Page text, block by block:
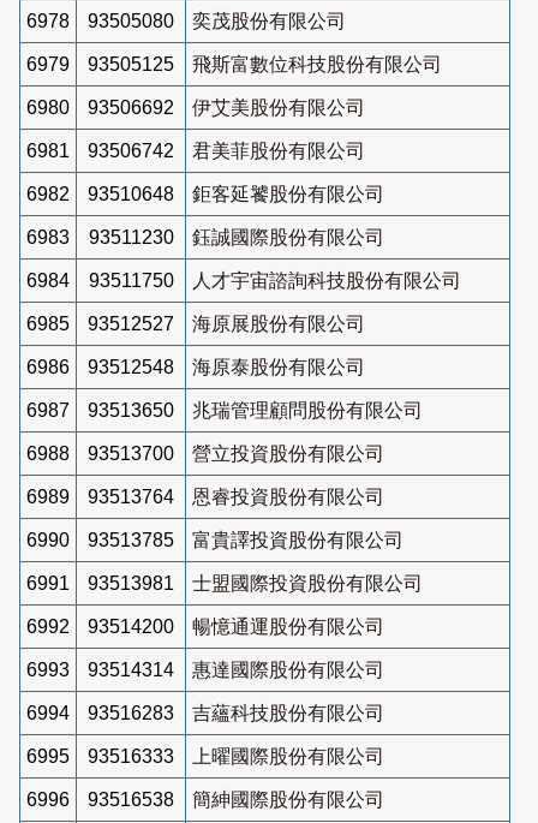
6978 93505080 奕茂股份有限公司
6979 93505125 飛斯富數位科技股份有限公司
6980 93506692 伊艾美股份有限公司
6981 93506742 君美菲股份有限公司
6982 93510648 鉅客延饕股份有限公司
6983 93511230 鈺誠國際股份有限公司
6984 93511750 人才宇宙諮詢科技股份有限公司
6985 93512527 海原展股份有限公司
6986 93512548 海原泰股份有限公司
6987 93513650 兆瑞管理顧問股份有限公司
6988 93513700 營立投資股份有限公司
6989 93513764 恩睿投資股份有限公司
6990 93513785 富貴譯投資股份有限公司
6991 93513981 士盟國際投資股份有限公司
6992 93514200 暢憶通運股份有限公司
6993 93514314 惠達國際股份有限公司
6994 93516283 吉蘊科技股份有限公司
6995 93516333 上曜國際股份有限公司
6996 93516538 簡紳國際股份有限公司